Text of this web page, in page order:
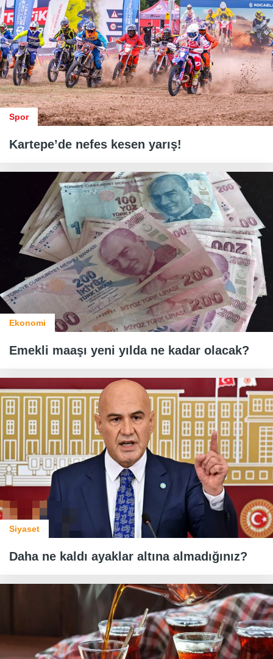
Spor
Kartepe’de nefes kesen yarış!
Ekonomi
Emekli maaşı yeni yılda ne kadar olacak?
Siyaset
Daha ne kaldı ayaklar altına almadığınız?